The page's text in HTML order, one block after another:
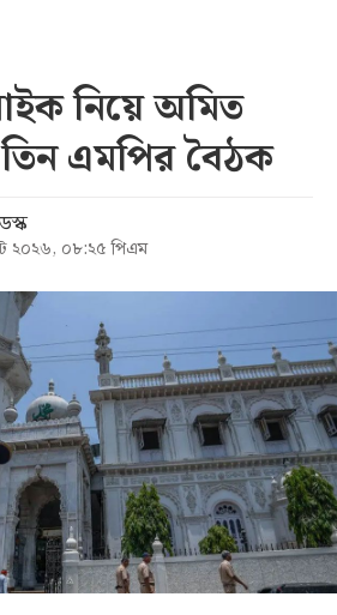
নিয়ে অমিত
তিন এমপির বৈঠক
২০২৬, ০৮:২৫ পিএম